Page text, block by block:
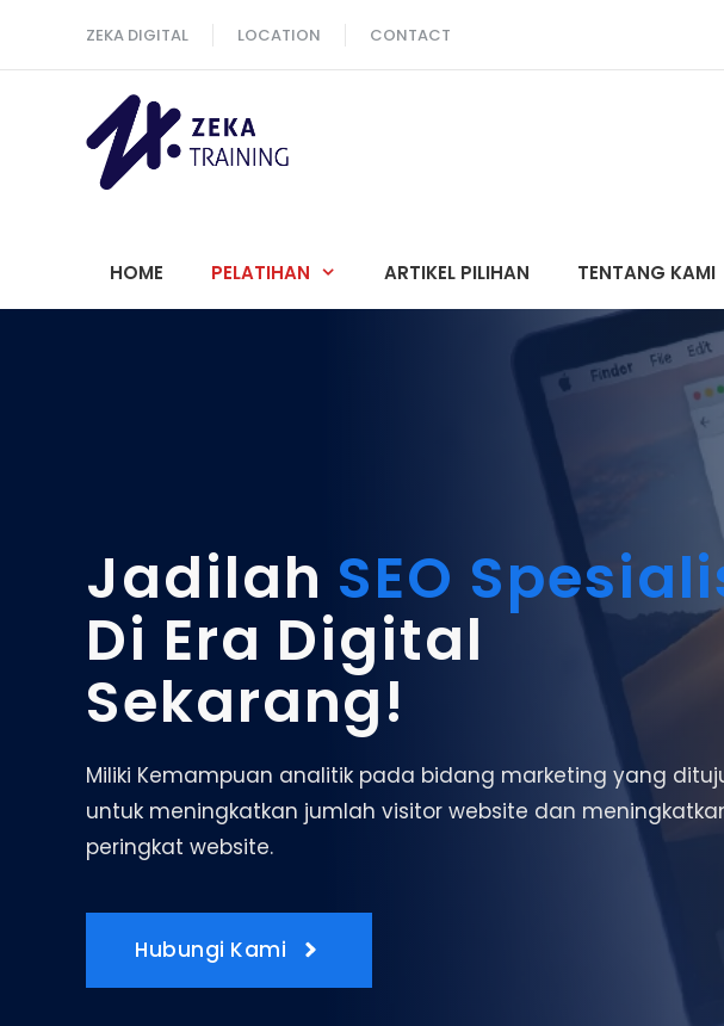
isi
ZEKA DIGITAL LOCATION CONTACT
HOME PELATIHAN ARTIKEL PILIHAN TENTANG KAMI
Jadilah SEO
Di Era Digital
Sekarang!
Miliki Kemampuan analitik pada bidang marketing yang
untuk meningkatkan jumlah visitor website dan
peringkat website.
Hubungi Kami